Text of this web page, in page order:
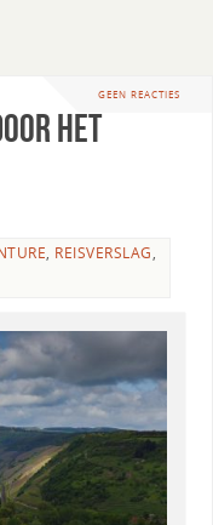
GEEN REACTIES
het
, REISVERSLAG,